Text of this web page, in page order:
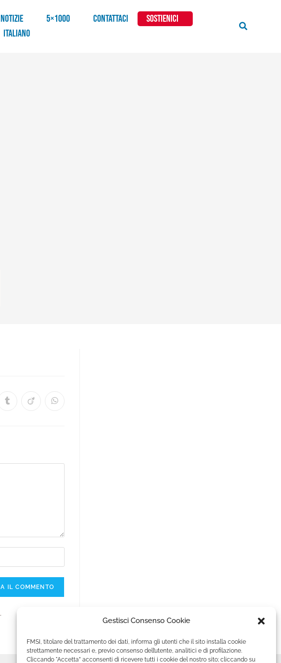
Gestisci Consenso Cookie
FMSI, titolare del trattamento dei dati, informa gli utenti che il sito installa cookie
strettamente necessari e, previo consenso dell’utente, analitici e di profilazione.
Cliccando "Accetta” acconsenti di ricevere tutti i cookie del nostro sito; cliccando su
NOTIZIE 5×1000 CONTATTACI
SOSTIENICI
Italiano
.